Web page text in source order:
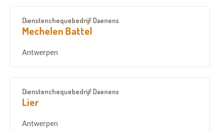
Dienstenchequebedrijf Daenens
Mechelen Battel
Antwerpen
Dienstenchequebedrijf Daenens
Lier
Antwerpen